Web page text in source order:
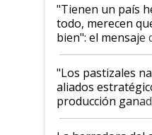
"Tienen un país
todo, merecen
bien": el mensaje
ganadera
oportunidades
para el agro en
foco en la carne
"Los pastizales
aliados
producción
la iniciativa que
establecimientos